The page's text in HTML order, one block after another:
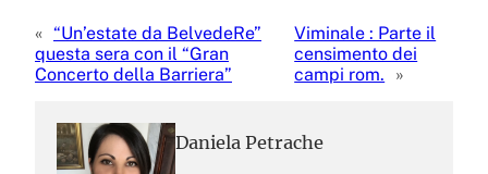
« “Un’estate da BelvedeRe”
questa sera con il “Gran
Concerto della Barriera”
Viminale : Parte il
censimento dei
campi rom.
»
Daniela Petrache